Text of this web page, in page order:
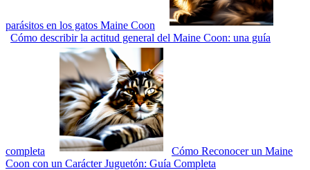
parásitos en los gatos Maine Coon
Cómo describir la actitud general del Maine Coon: una guía
completa
Cómo Reconocer un Maine
Coon con un Carácter Juguetón: Guía Completa